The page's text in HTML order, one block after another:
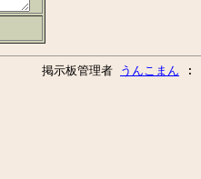
掲示板管理者 うんこまん :